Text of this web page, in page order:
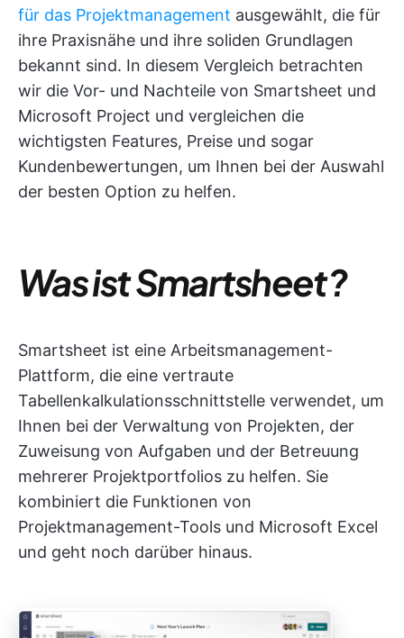
für das Projektmanagement ausgewählt, die für
ihre Praxisnähe und ihre soliden Grundlagen
bekannt sind. In diesem Vergleich betrachten
wir die Vor- und Nachteile von Smartsheet und
Microsoft Project und vergleichen die
wichtigsten Features, Preise und sogar
Kundenbewertungen, um Ihnen bei der Auswahl
der besten Option zu helfen.
Was ist Smartsheet?
Smartsheet ist eine Arbeitsmanagement-
Plattform, die eine vertraute
Tabellenkalkulationsschnittstelle verwendet, um
Ihnen bei der Verwaltung von Projekten, der
Zuweisung von Aufgaben und der Betreuung
mehrerer Projektportfolios zu helfen. Sie
kombiniert die Funktionen von
Projektmanagement-Tools und Microsoft Excel
und geht noch darüber hinaus.